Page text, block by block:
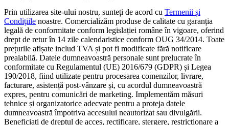
Prin utilizarea site-ului nostru, sunteți de acord cu Termenii și
Condițiile noastre. Comercializăm produse de calitate cu garanția
legală de conformitate conform legislației române în vigoare, oferind
drept de retur în 14 zile calendaristice conform OUG 34/2014. Toate
prețurile afișate includ TVA și pot fi modificate fără notificare
prealabilă. Datele dumneavoastră personale sunt prelucrate în
conformitate cu Regulamentul (UE) 2016/679 (GDPR) și Legea
190/2018, fiind utilizate pentru procesarea comenzilor, livrare,
facturare, asistență post-vânzare și, cu acordul dumneavoastră
expres, pentru comunicări de marketing. Implementăm măsuri
tehnice și organizatorice adecvate pentru a proteja datele
dumneavoastră împotriva accesului neautorizat sau divulgării.
Beneficiați de dreptul de acces, rectificare, ștergere, restricționare a